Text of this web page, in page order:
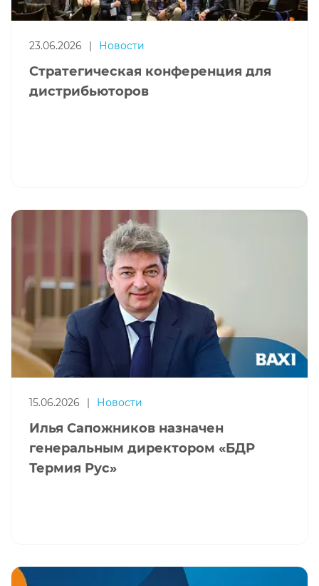
23.06.2026 Новости
Стратегическая конференция для
дистрибьюторов
15.06.2026 | Новости
Илья Сапожников назначен
генеральным директором «БДР
Термия Рус»